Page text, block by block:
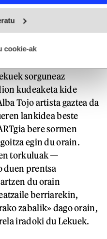
esperientzia eta zerbitzuak
irakurri
cookie-ak
sorguneaz
kudeaketa kide
Tojo artista gaztea da
lankidea beste
bere sormen
egin du orain.
torkuluak —
duen prentsa
du orain
berriarekin,
zabalik» dago orain,
iradoki du Lekuek.